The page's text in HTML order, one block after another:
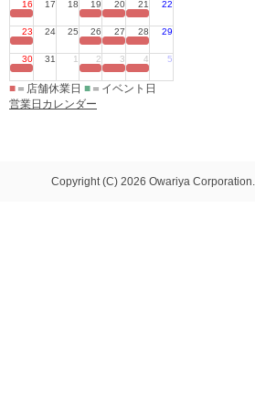
16 17 18 19 20 21 22
23 24 25 26 27 28 29
30 31 1 2 3 4 5
■ ＝店舗休業日 ■ ＝イベント日
営業日カレンダー
Copyright (C) 2026 Owariya